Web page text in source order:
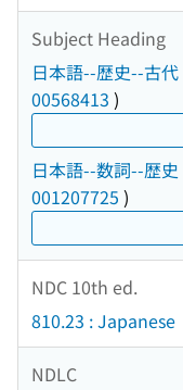
Subject Heading
日本語--歴史--古代
00568413 )
日本語--数詞--歴史
001207725 )
NDC 10th ed.
810.23 : Japanese
NDLC